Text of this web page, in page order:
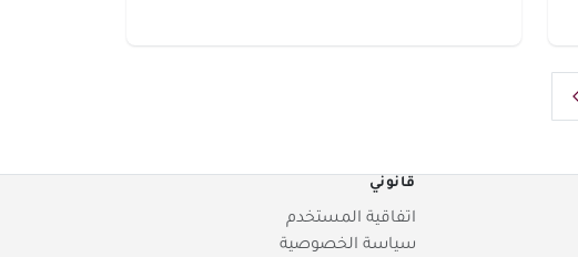
قانوني
اتفاقية المستخدم
سياسة الخصوصية